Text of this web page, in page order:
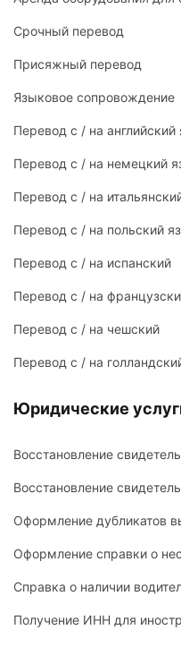
Срочный перевод
Присяжный перевод
Языковое сопровождение
Перевод с / на английский
Перевод с / на немецкий
Перевод с / на
Перевод с / на польский
Перевод с / на испанский
Перевод с / на
Перевод с / на чешский
Перевод с / на
Юридические
Восстановление
Восстановление
Оформление дубликатов
Оформление справки о
Справка о наличии
Получение ИНН для